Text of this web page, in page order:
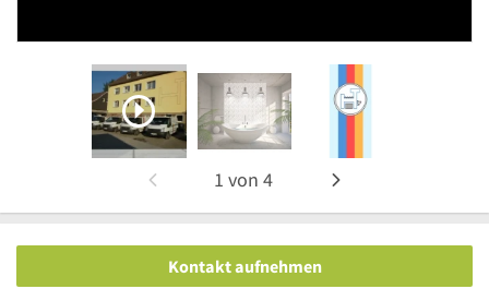
1 von 4
Kontakt aufnehmen